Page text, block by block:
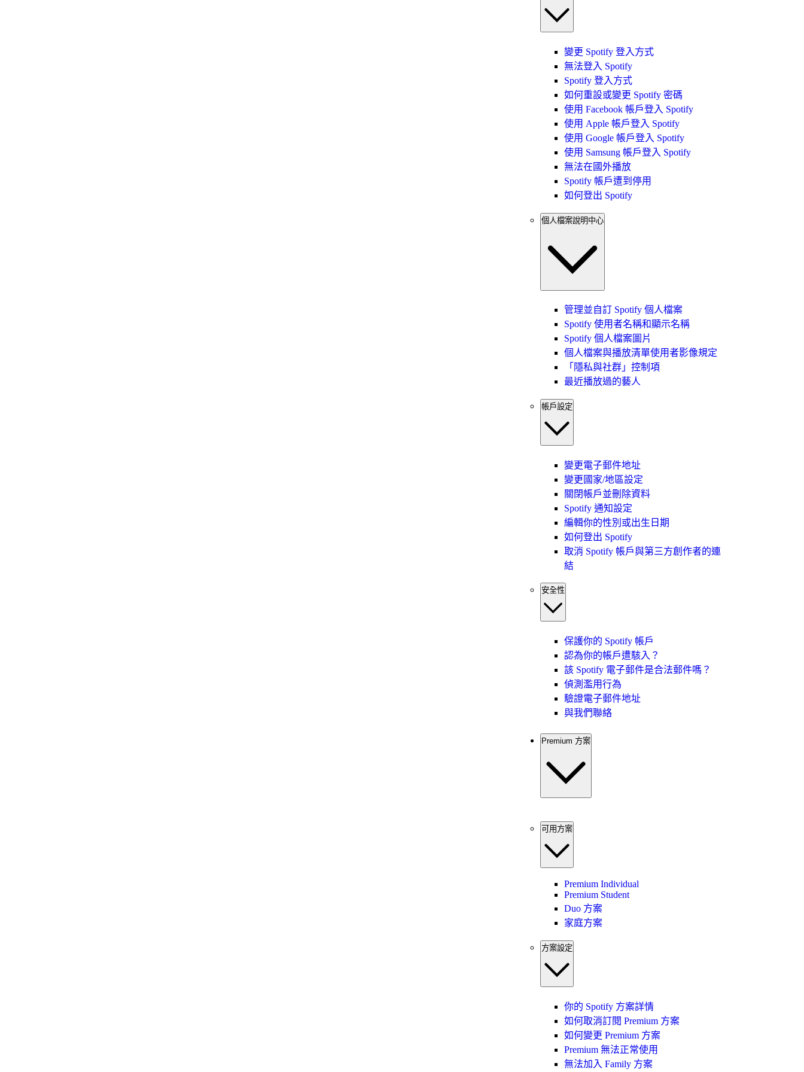
變更 Spotify 登入方式
無法登入 Spotify
Spotify 登入方式
如何重設或變更 Spotify 密碼
使用 Facebook 帳戶登入 Spotify
使用 Apple 帳戶登入 Spotify
使用 Google 帳戶登入 Spotify
使用 Samsung 帳戶登入 Spotify
無法在國外播放
Spotify 帳戶遭到停用
如何登出 Spotify
個人檔案說明中心
管理並自訂 Spotify 個人檔案
Spotify 使用者名稱和顯示名稱
Spotify 個人檔案圖片
個人檔案與播放清單使用者影像規定
「隱私與社群」控制項
最近播放過的藝人
帳戶設定
變更電子郵件地址
變更國家/地區設定
關閉帳戶並刪除資料
Spotify 通知設定
編輯你的性別或出生日期
如何登出 Spotify
取消 Spotify 帳戶與第三方創作者的連
結
安全性
保護你的 Spotify 帳戶
認為你的帳戶遭駭入？
該 Spotify 電子郵件是合法郵件嗎？
偵測濫用行為
驗證電子郵件地址
與我們聯絡
Premium 方案
可用方案
Premium Individual
Premium Student
Duo 方案
家庭方案
方案設定
你的 Spotify 方案詳情
如何取消訂閱 Premium 方案
如何變更 Premium 方案
Premium 無法正常使用
無法加入 Family 方案